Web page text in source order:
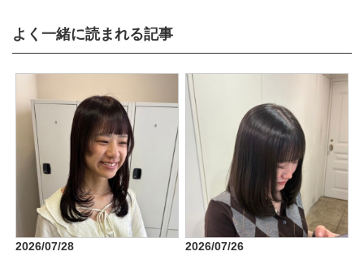
よく一緒に読まれる記事
2026/07/28
2026/07/26